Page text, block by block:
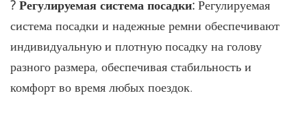
? Регулируемая система посадки: Регулируемая
система посадки и надежные ремни обеспечивают
индивидуальную и плотную посадку на голову
разного размера, обеспечивая стабильность и
комфорт во время любых поездок.